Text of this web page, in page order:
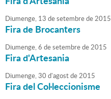
Diumenge, 13 desetembrede2015
Fira de Brocanters
Diumenge,6 desetembrede2015
Fira d'Artesania
Diumenge,30 d'agostde2015
Fira del Col·leccionisme